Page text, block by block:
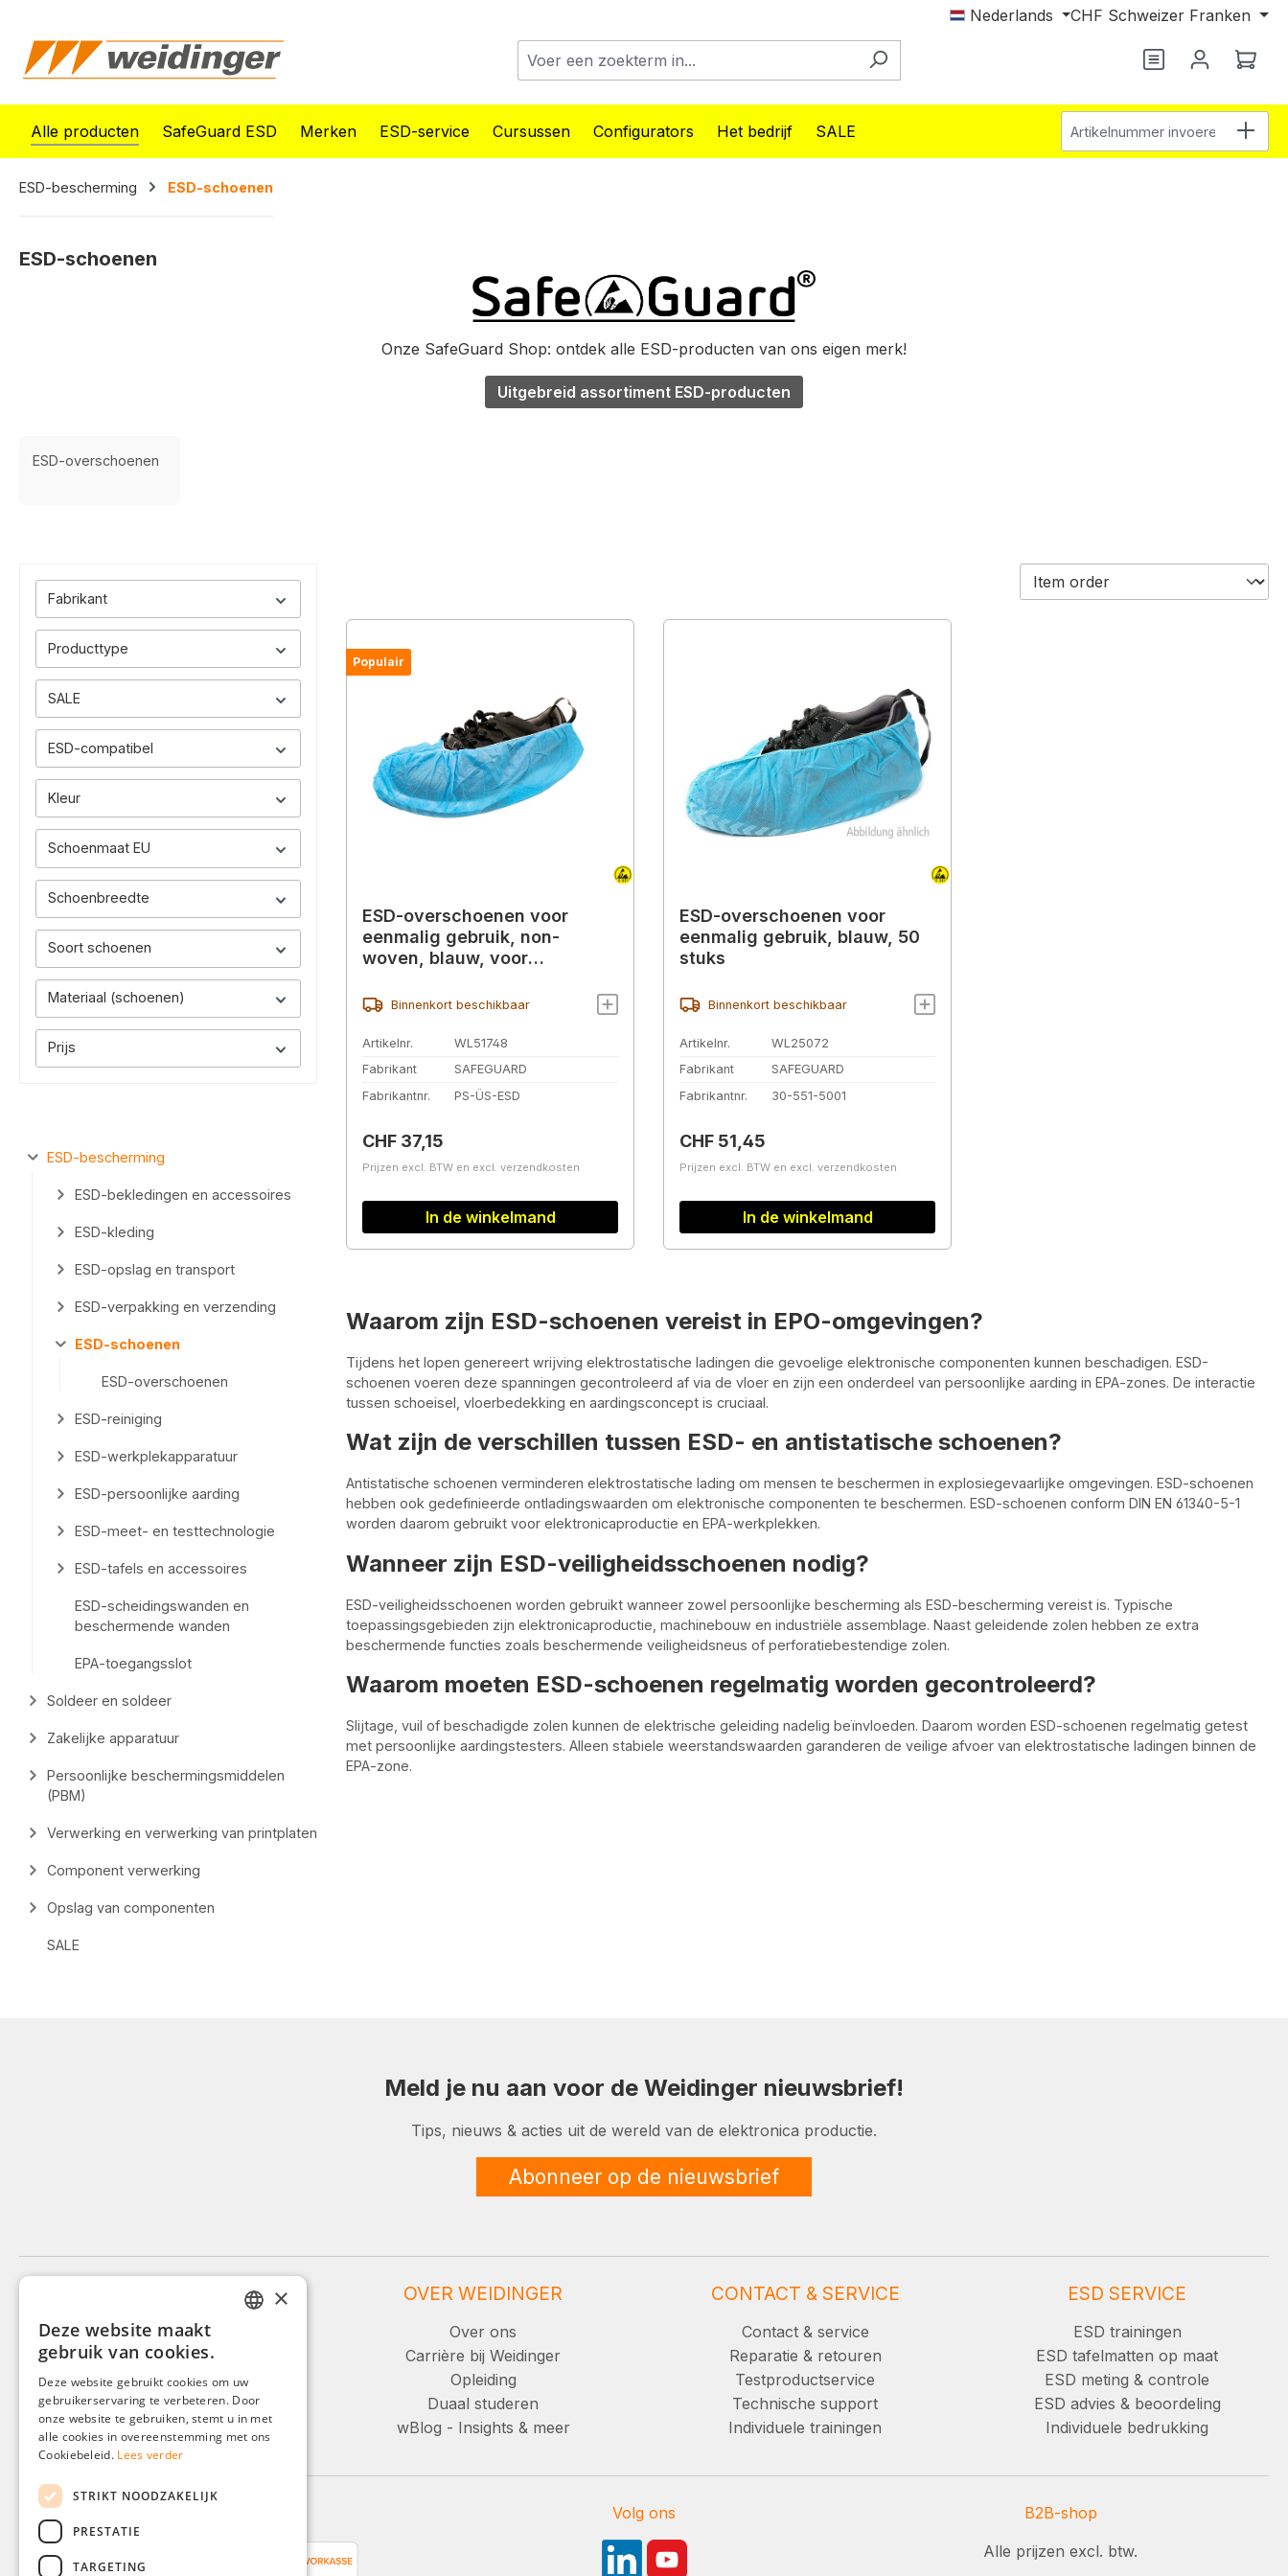
Nederlands CHF Schweizer Franken
Je hebt 0 items
Alle producten SafeGuard ESD Merken ESD-service Cursussen Configurators Het bedrijf SALE Artikelnummer invoeren
ESD-bescherming ESD-schoenen
ESD-schoenen
Onze SafeGuard Shop: ontdek alle ESD-producten van ons eigen merk!
Uitgebreid assortiment ESD-producten
ESD-overschoenen
Fabrikant
Producttype
SALE
ESD-compatibel
Kleur
Schoenmaat EU
Schoenbreedte
Soort schoenen
Materiaal (schoenen)
Prijs
ESD-bescherming
ESD-bekledingen en accessoires
ESD-kleding
ESD-opslag en transport
ESD-verpakking en verzending
ESD-schoenen
ESD-overschoenen
ESD-reiniging
ESD-werkplekapparatuur
ESD-persoonlijke aarding
ESD-meet- en testtechnologie
ESD-tafels en accessoires
ESD-scheidingswanden en
beschermende wanden
EPA-toegangsslot
Soldeer en soldeer
Zakelijke apparatuur
Persoonlijke beschermingsmiddelen
(PBM)
Verwerking en verwerking van printplaten
Component verwerking
Opslag van componenten
SALE
Populair
ESD-overschoenen voor
eenmalig gebruik, non-
woven, blauw, voor
Binnenkort beschikbaar
Artikelnr.
WL51748
Fabrikant
SAFEGUARD
Fabrikantnr.
PS-ÜS-ESD
Normale prijs:
CHF 37,15
Prijzen excl. BTW en excl. verzendkosten
In de winkelmand
ESD-overschoenen voor
eenmalig gebruik, blauw, 50
stuks
Binnenkort beschikbaar
Artikelnr.
WL25072
Fabrikant
SAFEGUARD
Fabrikantnr.
30-551-5001
Normale prijs:
CHF 51,45
Prijzen excl. BTW en excl. verzendkosten
In de winkelmand
Waarom zijn ESD-schoenen vereist in EPO-omgevingen?
Tijdens het lopen genereert wrijving elektrostatische ladingen die gevoelige elektronische componenten kunnen beschadigen. ESD-
schoenen voeren deze spanningen gecontroleerd af via de vloer en zijn een onderdeel van persoonlijke aarding in EPA-zones. De interactie
tussen schoeisel, vloerbedekking en aardingsconcept is cruciaal.
Wat zijn de verschillen tussen ESD- en antistatische schoenen?
Antistatische schoenen verminderen elektrostatische lading om mensen te beschermen in explosiegevaarlijke omgevingen. ESD-schoenen
hebben ook gedefinieerde ontladingswaarden om elektronische componenten te beschermen. ESD-schoenen conform DIN EN 61340-5-1
worden daarom gebruikt voor elektronicaproductie en EPA-werkplekken.
Wanneer zijn ESD-veiligheidsschoenen nodig?
ESD-veiligheidsschoenen worden gebruikt wanneer zowel persoonlijke bescherming als ESD-bescherming vereist is. Typische
toepassingsgebieden zijn elektronicaproductie, machinebouw en industriële assemblage. Naast geleidende zolen hebben ze extra
beschermende functies zoals beschermende veiligheidsneus of perforatiebestendige zolen.
Waarom moeten ESD-schoenen regelmatig worden gecontroleerd?
Slijtage, vuil of beschadigde zolen kunnen de elektrische geleiding nadelig beïnvloeden. Daarom worden ESD-schoenen regelmatig getest
met persoonlijke aardingstesters. Alleen stabiele weerstandswaarden garanderen de veilige afvoer van elektrostatische ladingen binnen de
EPA-zone.
Meld je nu aan voor de Weidinger nieuwsbrief!
Tips, nieuws & acties uit de wereld van de elektronica productie.
Abonneer op de nieuwsbrief
Service en advies:
+49 (0)8142 / 4289 - 300
Ma-Vr, 08:00 - 16:00
Of via ons contactformulier.
OVER WEIDINGER
Over ons
Carrière bij Weidinger
Opleiding
Duaal studeren
wBlog - Insights & meer
CONTACT & SERVICE
Contact & service
Reparatie & retouren
Testproductservice
Technische support
Individuele trainingen
ESD SERVICE
ESD trainingen
ESD tafelmatten op maat
ESD meting & controle
ESD advies & beoordeling
Individuele bedrukking
Volg ons
B2B-shop
Alle prijzen excl. btw.
FRENCH
ITALIAN
×
Deze website maakt
gebruik van cookies.
Deze website gebruikt cookies om uw
gebruikerservaring te verbeteren. Door
onze website te gebruiken, stemt u in met
alle cookies in overeenstemming met ons
Cookiebeleid. Lees verder
STRIKT NOODZAKELIJK
PRESTATIE
TARGETING